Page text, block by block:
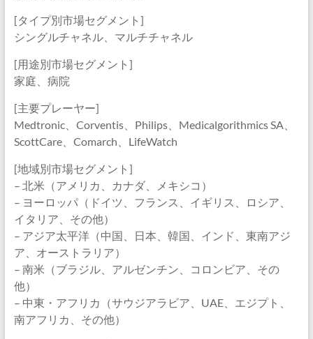
[タイプ別市場セグメント]
シングルチャネル、マルチチャネル
[用途別市場セグメント]
家庭、病院
[主要プレーヤー]
Medtronic、Corventis、Philips、Medicalgorithmics SA、
ScottCare、Comarch、LifeWatch
[地域別市場セグメント]
– 北米（アメリカ、カナダ、メキシコ）
– ヨーロッパ（ドイツ、フランス、イギリス、ロシア、
イタリア、その他）
– アジア太平洋（中国、日本、韓国、インド、東南アジ
ア、オーストラリア）
– 南米（ブラジル、アルゼンチン、コロンビア、その
他）
– 中東・アフリカ（サウジアラビア、UAE、エジプト、
南アフリカ、その他）